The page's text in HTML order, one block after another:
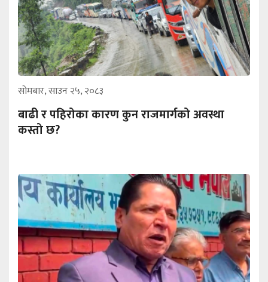
सोमबार, साउन २५, २०८३
बाढी र पहिरोका कारण कुन राजमार्गको अवस्था
कस्तो छ?